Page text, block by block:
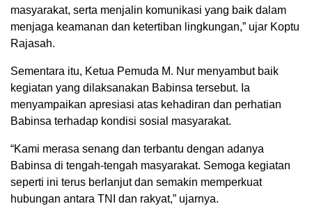
masyarakat, serta menjalin komunikasi yang baik dalam
menjaga keamanan dan ketertiban lingkungan,” ujar Koptu
Rajasah.
Sementara itu, Ketua Pemuda M. Nur menyambut baik
kegiatan yang dilaksanakan Babinsa tersebut. Ia
menyampaikan apresiasi atas kehadiran dan perhatian
Babinsa terhadap kondisi sosial masyarakat.
“Kami merasa senang dan terbantu dengan adanya
Babinsa di tengah-tengah masyarakat. Semoga kegiatan
seperti ini terus berlanjut dan semakin memperkuat
hubungan antara TNI dan rakyat,” ujarnya.